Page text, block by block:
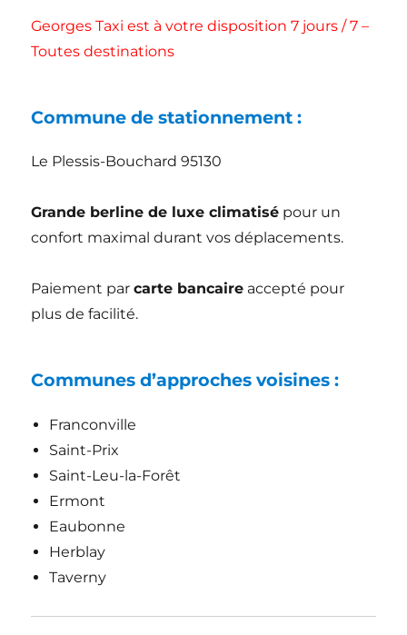
Georges Taxi est à votre disposition 7 jours / 7 –
Toutes destinations
Commune de stationnement :
Le Plessis-Bouchard 95130
Grande berline de luxe climatisé pour un
confort maximal durant vos déplacements.
Paiement parcarte bancaire accepté pour
plus de facilité.
Communes d’approches voisines :
Franconville
Saint-Prix
Saint-Leu-la-Forêt
Ermont
Eaubonne
Herblay
Taverny